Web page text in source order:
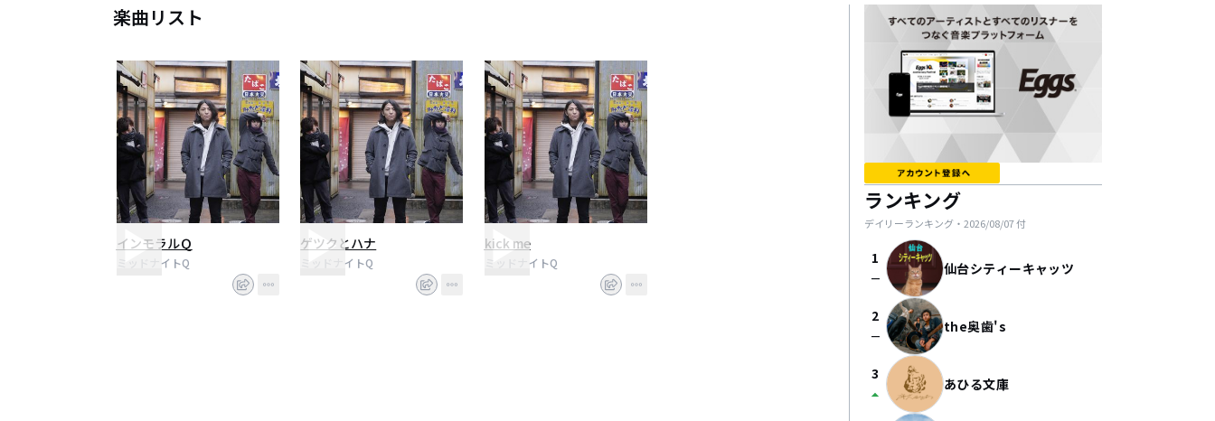
楽曲リスト
インモラルＱ
ミッドナイトQ
ゲツクとハナ
ミッドナイトQ
kick me
ミッドナイトQ
ランキング
デイリーランキング・ 2026/08/07付
1
check_indeterminate_small 仙台シティーキャッツ
2
check_indeterminate_small the奥歯's
3
arrow_drop_up あひる文庫